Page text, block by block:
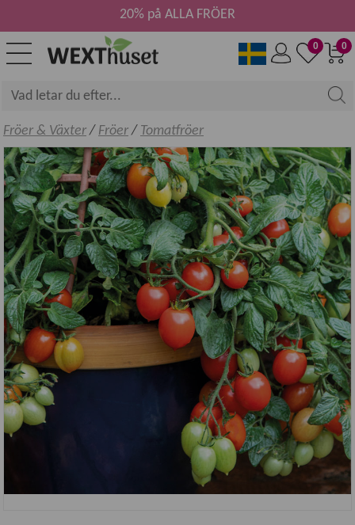
0
0
20% på ALLA FRÖER
Fröer & Växter/ Fröer/ Tomatfröer